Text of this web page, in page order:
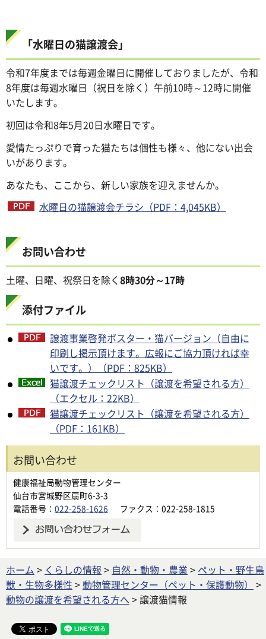
「水曜日の猫譲渡会」
令和7年度までは毎週金曜日に開催しておりましたが、令和
8年度は毎週水曜日（祝日を除く）午前10時～12時に開催
いたします。
初回は令和8年5月20日水曜日です。
愛情たっぷりで育った猫たちは個性も様々、他にない出会
いがあります。
あなたも、ここから、新しい家族を迎えませんか。
水曜日の猫譲渡会チラシ（PDF：4,045KB）
お問い合わせ
土曜、日曜、祝祭日を除く 8時30分～17時
添付ファイル
譲渡事業啓発ポスター・猫バージョン（自由に
印刷し掲示頂けます。広報にご協力頂ければ幸
いです。）（PDF：825KB）
猫譲渡チェックリスト（譲渡を希望される方）
（エクセル：22KB）
猫譲渡チェックリスト（譲渡を希望される方）
（PDF：161KB）
お問い合わせ
健康福祉局動物管理センター
仙台市宮城野区扇町6-3-3
電話番号： 022-258-1626 ファクス：022-258-1815
ホーム > くらしの情報 > 自然・動物・農業 > ペット・野生鳥
獣・生物多様性 >動物管理センター（ペット・保護動物）
>
動物の譲渡を希望される方へ > 譲渡猫情報